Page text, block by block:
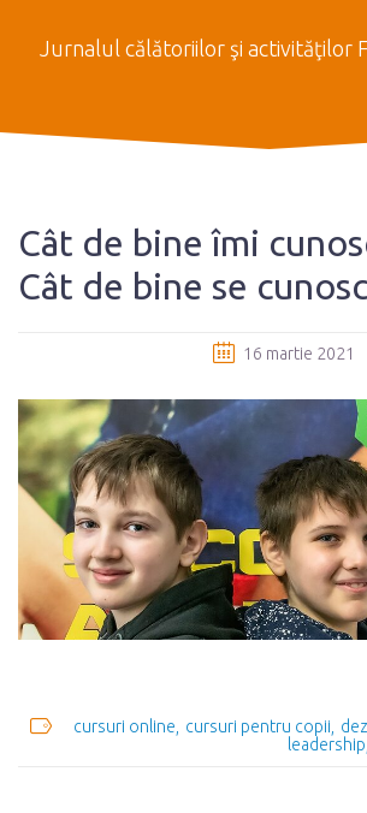
Jurnalul călătoriilor şi activităţilor
Cât de bine îmi
Cât de bine se
16 martie 2021
cursuri online cursuri pentru copii
leadership